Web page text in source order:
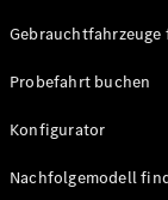
Store
Gebrauchtfahrzeuge
Probefahrt buchen
Konfigurator
Nachfolgemodell